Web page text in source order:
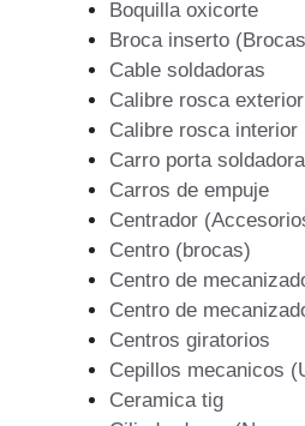
Boquilla oxicorte
Broca inserto
Cable soldadoras
Calibre rosca exterior
Calibre rosca interior
Carro porta soldadora
Carros de empuje
Centrador
Centro (brocas)
Centro de
Centro de
Centros giratorios
Cepillos mecanicos
Ceramica tig